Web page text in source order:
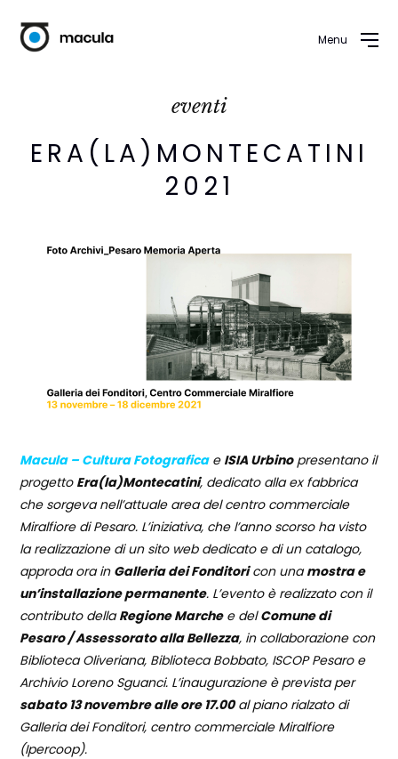
Menu
eventi
ERA(LA)MONTECATINI
2021
Macula – Cultura Fotograficae ISIA Urbinopresentano il
progetto Era(la)Montecatini, dedicato alla ex fabbrica
che sorgeva nell’attuale area del centro commerciale
Miralfiore di Pesaro. L’iniziativa, che l’anno scorso ha visto
la realizzazione di un sito web dedicato e di un catalogo,
approda ora in Galleria dei Fonditoricon unamostra e
un’installazione permanente. L’evento è realizzato con il
contributo dellaRegione Marchee delComune di
Pesaro / Assessorato alla Bellezza, in collaborazione con
Biblioteca Oliveriana, Biblioteca Bobbato, ISCOP Pesaro e
Archivio Loreno Sguanci. L’inaugurazione è prevista per
sabato 13 novembre alle ore 17.00al piano rialzato di
Galleria dei Fonditori, centro commerciale Miralfiore
(Ipercoop).